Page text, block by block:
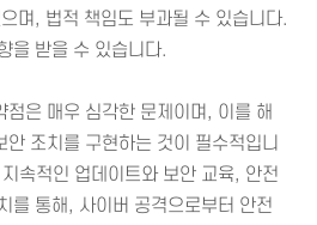
며, 법적 책임도 부과될 수 있습니다.
을 받을 수 있습니다.
점은 매우 심각한 문제이며, 이를 해
안 조치를 구현하는 것이 필수적입니
속적인 업데이트와 보안 교육, 안전
를 통해, 사이버 공격으로부터 안전